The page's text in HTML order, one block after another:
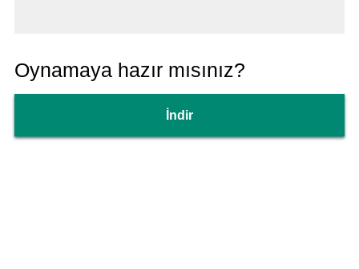
Oynamaya hazır mısınız?
İndir